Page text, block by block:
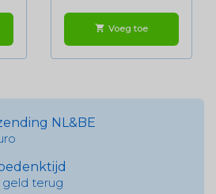
shopping_cart Voeg toe
NL&BE
terug